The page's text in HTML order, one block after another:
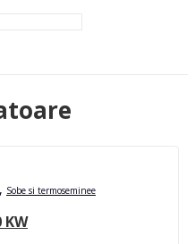
, Sobe si termoseminee
KW